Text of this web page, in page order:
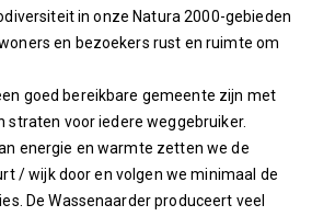
in onze Natura 2000-gebieden
en bezoekers rust en ruimte om
goed bereikbare gemeente zijn met
straten voor iedere weggebruiker.
energie en warmte zetten we de
/ wijk door en volgen we minimaal de
De Wassenaarder produceert veel